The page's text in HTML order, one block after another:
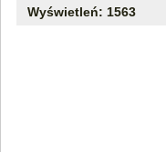
Wyświetleń: 1563